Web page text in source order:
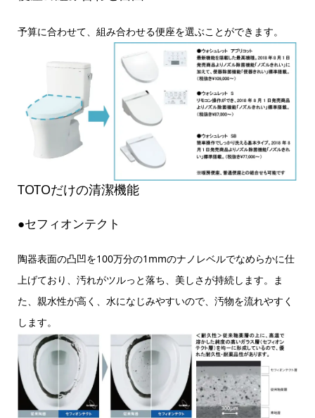
予算に合わせて、組み合わせる便座を選ぶことができます。
TOTOだけの清潔機能
●セフィオンテクト
陶器表面の凸凹を100万分の1mmのナノレベルでなめらかに仕
上げており、汚れがツルっと落ち、美しさが持続します。ま
た、親水性が高く、水になじみやすいので、汚物を流れやすく
します。